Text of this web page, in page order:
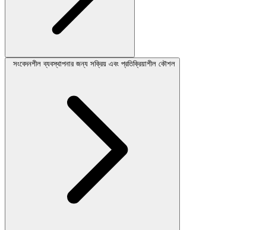
সংবেদনশীল ব্যবস্থাপনার জন্য সক্রিয় এবং প্রতিক্রিয়াশীল কৌশল